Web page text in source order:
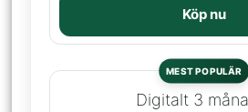
Köp nu
MEST POPULÄR
Digitalt 3